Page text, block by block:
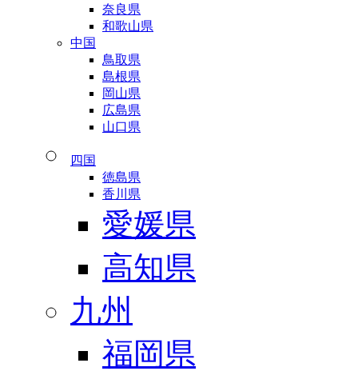
奈良県
和歌山県
中国
鳥取県
島根県
岡山県
広島県
山口県
四国
徳島県
香川県
愛媛県
高知県
九州
福岡県